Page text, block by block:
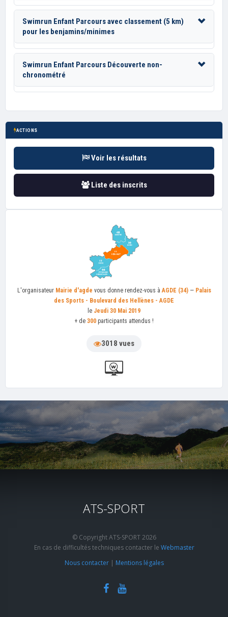
Swimrun Enfant Parcours avec classement (5 km)
pour les benjamins/minimes
Swimrun Enfant Parcours Découverte non-
chronométré
ACTIONS
Voir les résultats
Liste des inscrits
L'organisateur Mairie d'agde vous donne rendez-vous àAGDE (34)— Palais
des Sports - Boulevard des Hellènes - AGDE
le Jeudi 30 Mai 2019
+ de 300 participants attendus !
3018 vues
ATS-SPORT
© Copyright ATS-SPORT 2026
En cas de difficultés techniques contacter le Webmaster
Nous contacter| Mentions légales